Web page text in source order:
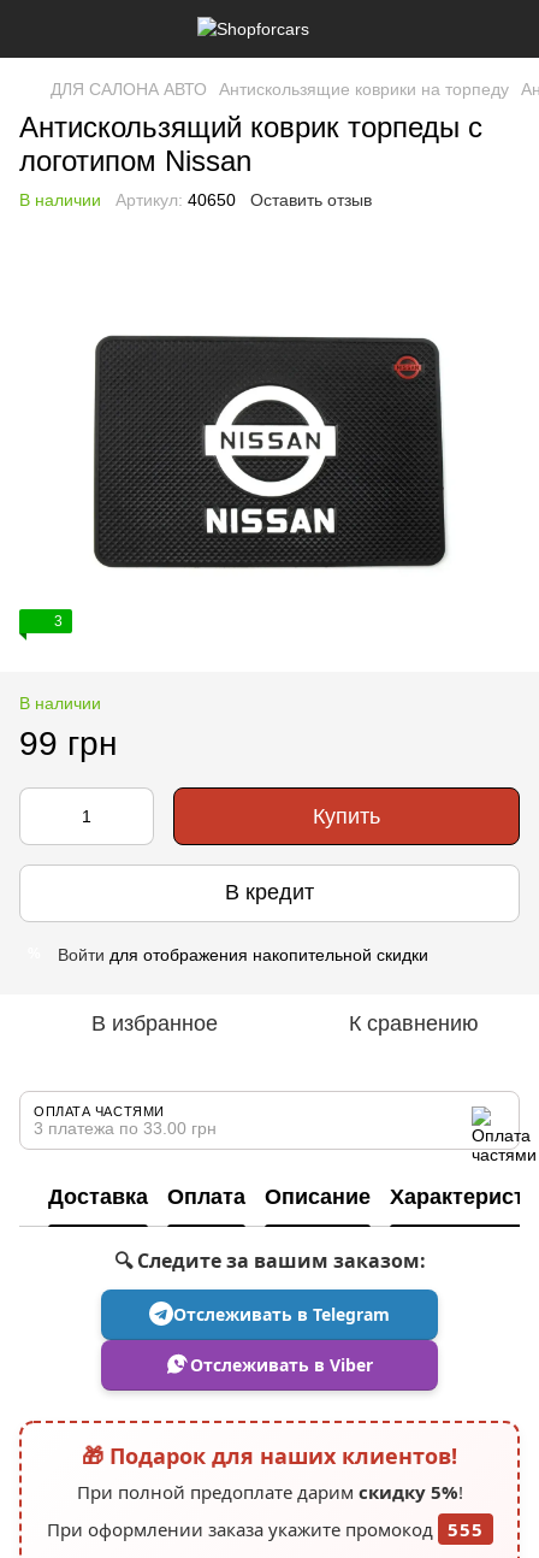
ДЛЯ САЛОНА АВТО Антискользящие коврики на торпеду
Антискользящий коврик торпеды с
логотипом Nissan
В наличии Артикул: 40650 Оставить отзыв
3
В наличии
99 грн
Купить
В кредит
Войти для отображения накопительной скидки
В избранное К сравнению
ОПЛАТА ЧАСТЯМИ
3 платежа по 33.00 грн
Доставка Оплата Описание
🔍 Следите за вашим заказом:
Отслеживать в Telegram
Отслеживать в Viber
🎁 Подарок для наших клиентов!
При полной предоплате дарим скидку 5%!
При оформлении заказа укажите промокод
555